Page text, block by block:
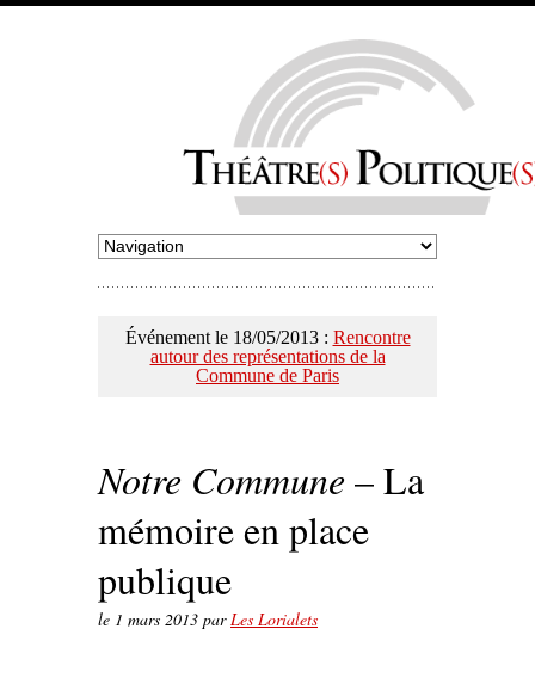
Événement le 18/05/2013 : Rencontre
autour des représentations de la
Commune de Paris
Notre Commune– La
mémoire en place
publique
le 1 mars 2013 parLes Lorialets